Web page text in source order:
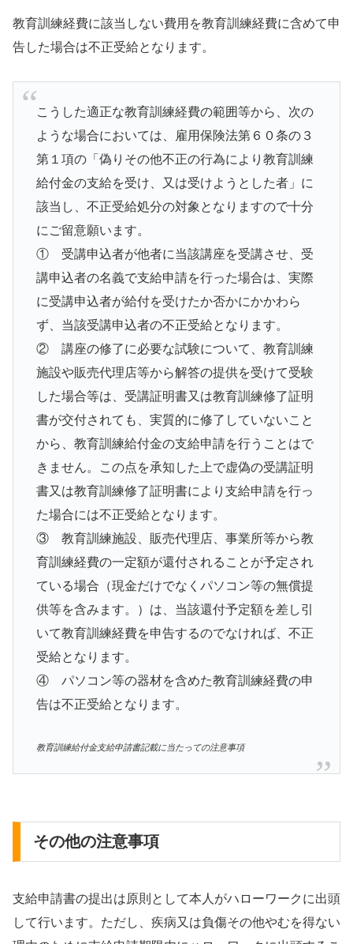
教育訓練経費に該当しない費用を教育訓練経費に含めて申
告した場合は不正受給となります。
こうした適正な教育訓練経費の範囲等から、次の
ような場合においては、雇用保険法第６０条の３
第１項の「偽りその他不正の行為により教育訓練
給付金の支給を受け、又は受けようとした者」に
該当し、不正受給処分の対象となりますので十分
にご留意願います。
① 受講申込者が他者に当該講座を受講させ、受
講申込者の名義で支給申請を行った場合は、実際
に受講申込者が給付を受けたか否かにかかわら
ず、当該受講申込者の不正受給となります。
② 講座の修了に必要な試験について、教育訓練
施設や販売代理店等から解答の提供を受けて受験
した場合等は、受講証明書又は教育訓練修了証明
書が交付されても、実質的に修了していないこと
から、教育訓練給付金の支給申請を行うことはで
きません。この点を承知した上で虚偽の受講証明
書又は教育訓練修了証明書により支給申請を行っ
た場合には不正受給となります。
③ 教育訓練施設、販売代理店、事業所等から教
育訓練経費の一定額が還付されることが予定され
ている場合（現金だけでなくパソコン等の無償提
供等を含みます。）は、当該還付予定額を差し引
いて教育訓練経費を申告するのでなければ、不正
受給となります。
④ パソコン等の器材を含めた教育訓練経費の申
告は不正受給となります。
教育訓練給付金支給申請書記載に当たっての注意事項
その他の注意事項
支給申請書の提出は原則として本人がハローワークに出頭
して行います。ただし、疾病又は負傷その他やむを得ない